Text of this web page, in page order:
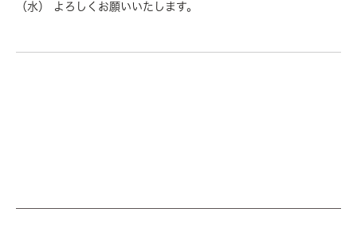
（水） よろしくお願いいたします。